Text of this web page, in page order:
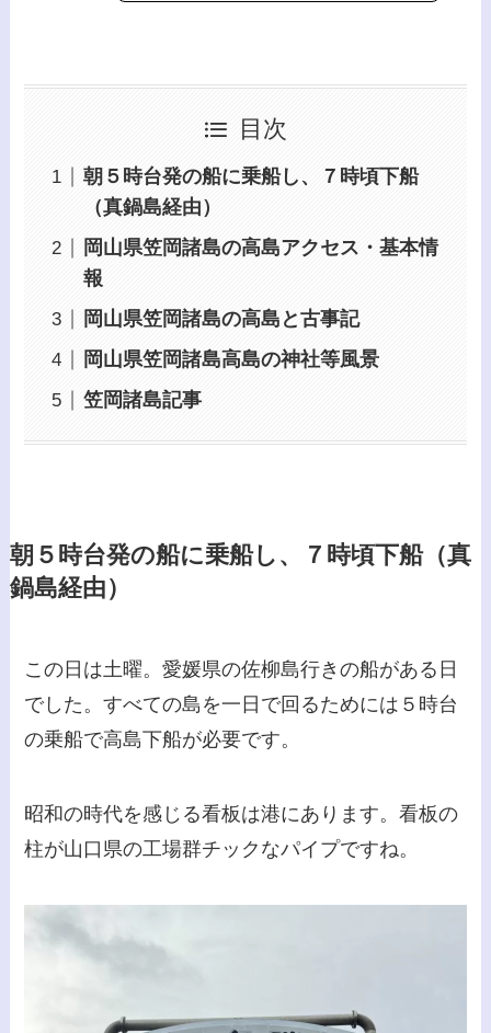
目次
朝５時台発の船に乗船し、７時頃下船
（真鍋島経由）
岡山県笠岡諸島の高島アクセス・基本情
報
岡山県笠岡諸島の高島と古事記
岡山県笠岡諸島高島の神社等風景
笠岡諸島記事
朝５時台発の船に乗船し、７時頃下船（真
鍋島経由）
この日は土曜。愛媛県の佐柳島行きの船がある日
でした。すべての島を一日で回るためには５時台
の乗船で高島下船が必要です。
昭和の時代を感じる看板は港にあります。看板の
柱が山口県の工場群チックなパイプですね。